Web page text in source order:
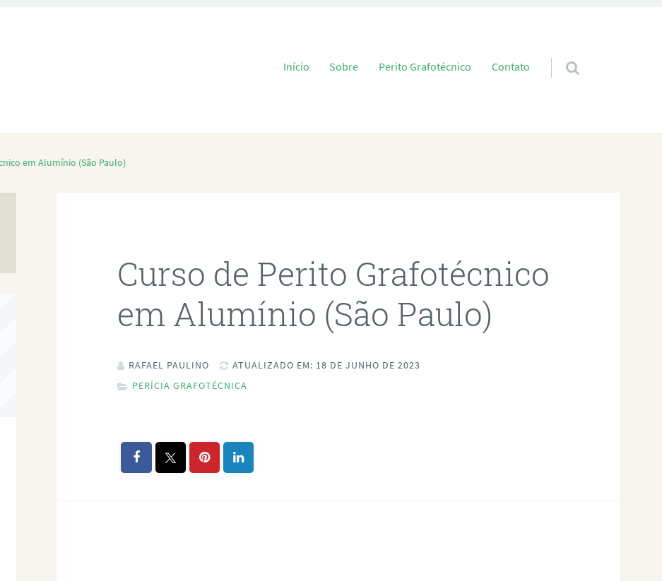
Pular para o conteúdo
Início Sobre Perito Grafotécnico Contato
em Alumínio (São Paulo)
Curso de Perito Grafotécnico
em Alumínio (São Paulo)
RAFAEL PAULINO
ATUALIZADO EM: 18 DE JUNHO DE 2023
PERÍCIA GRAFOTÉCNICA